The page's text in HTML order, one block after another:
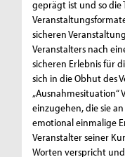
geprägt ist und so die
sicheren
Veranstalters nach
sicheren Erlebnis für
sich in die Obhut des
„Ausnahmesituation“
einzugehen, die sie
emotional einmalige
Veranstalter seiner
Worten verspricht